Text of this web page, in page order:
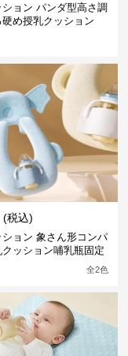
ョン パンダ型高さ調
め授乳クッション
(税込)
ョン 象さん形コンパ
クッション哺乳瓶固定
全2色